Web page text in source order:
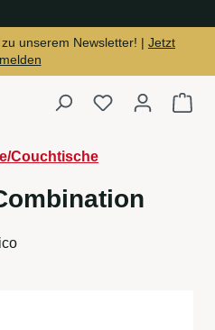
unserem Newsletter! | Jetzt
Du hast 0
Couchtische